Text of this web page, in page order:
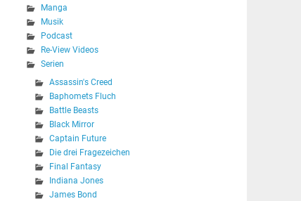
Manga
Musik
Podcast
Re-View Videos
Serien
Assassin's Creed
Baphomets Fluch
Battle Beasts
Black Mirror
Captain Future
Die drei Fragezeichen
Final Fantasy
Indiana Jones
James Bond